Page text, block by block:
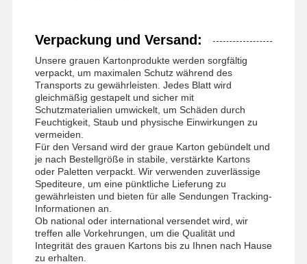
Verpackung und Versand:
Unsere grauen Kartonprodukte werden sorgfältig
verpackt, um maximalen Schutz während des
Transports zu gewährleisten. Jedes Blatt wird
gleichmäßig gestapelt und sicher mit
Schutzmaterialien umwickelt, um Schäden durch
Feuchtigkeit, Staub und physische Einwirkungen zu
vermeiden.
Für den Versand wird der graue Karton gebündelt und
je nach Bestellgröße in stabile, verstärkte Kartons
oder Paletten verpackt. Wir verwenden zuverlässige
Spediteure, um eine pünktliche Lieferung zu
gewährleisten und bieten für alle Sendungen Tracking-
Informationen an.
Ob national oder international versendet wird, wir
treffen alle Vorkehrungen, um die Qualität und
Integrität des grauen Kartons bis zu Ihnen nach Hause
zu erhalten.